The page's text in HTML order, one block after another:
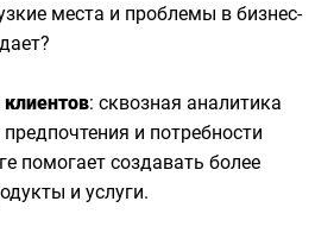
места и проблемы в бизнес-
: сквозная аналитика
и потребности
помогает создавать более
и услуги.